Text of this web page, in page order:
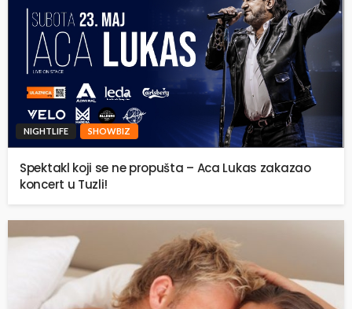
NIGHTLIFE SHOWBIZ
Spektakl koji se ne propušta – Aca Lukas zakazao
koncert u Tuzli!